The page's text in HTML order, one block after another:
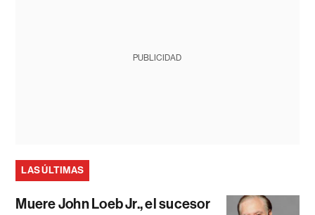
PUBLICIDAD
LAS ÚLTIMAS
Muere John Loeb Jr., el sucesor